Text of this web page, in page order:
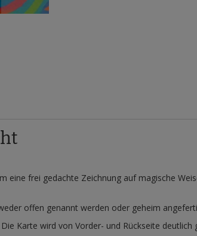
eine frei gedachte Zeichnung auf magische
offen genannt werden oder geheim
Karte wird von Vorder- und Rückseite deutlich